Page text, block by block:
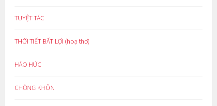
TUYỆT TÁC
THỜI TIẾT BẤT LỢI (hoạ thơ)
HÁO HỨC
CHỒNG KHÔN